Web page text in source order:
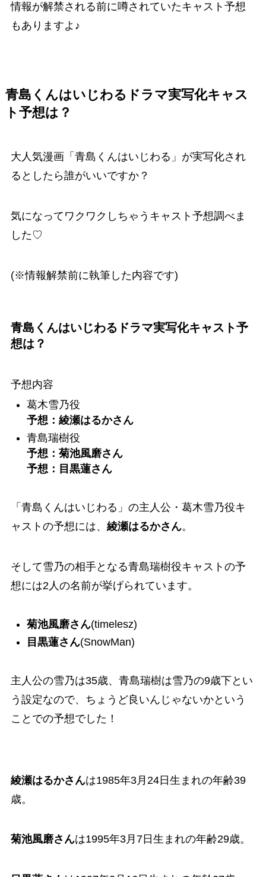
情報が解禁される前に噂されていたキャスト予想
もありますよ♪
青島くんはいじわるドラマ実写化キャス
ト予想は？
大人気漫画「青島くんはいじわる」が実写化され
るとしたら誰がいいですか？
気になってワクワクしちゃうキャスト予想調べま
した♡
(※情報解禁前に執筆した内容です)
青島くんはいじわるドラマ実写化キャスト予
想は？
予想内容
葛木雪乃役
予想：綾瀬はるかさん
青島瑞樹役
予想：菊池風磨さん
予想：目黒蓮さん
「青島くんはいじわる」の主人公・ 葛木雪乃役キ
ャストの予想には、 綾瀬はるかさん。
そして雪乃の相手となる青島瑞樹役キャストの予
想には2人の名前が挙げられています。
菊池風磨さん(timelesz)
目黒蓮さん(SnowMan)
主人公の雪乃は35歳、青島瑞樹は雪乃の9歳下とい
う設定なので、ちょうど良いんじゃないかという
ことでの予想でした！
綾瀬はるかさんは1985年3月24日生まれの年齢39
歳。
菊池風磨さんは1995年3月7日生まれの年齢29歳。